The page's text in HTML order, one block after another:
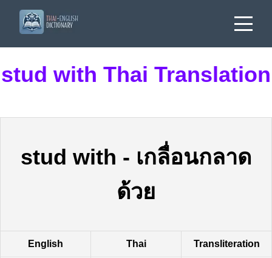
stud with Thai Translation
stud with - เกลื่อนกลาด
ด้วย
English Thai Transliteration